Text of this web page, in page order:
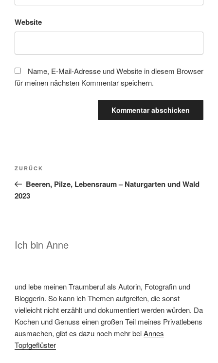
Website
Name, E-Mail-Adresse und Website in diesem Browser
für meinen nächsten Kommentar speichern.
Beitragsnavigation
Vorheriger
Beitrag
ZURÜCK
Beeren, Pilze, Lebensraum – Naturgarten und Wald
2023
Ich bin Anne
und lebe meinen Traumberuf als Autorin, Fotografin und
Bloggerin. So kann ich Themen aufgreifen, die sonst
vielleicht nicht erzählt und dokumentiert werden würden. Da
Kochen und Genuss einen großen Teil meines Privatlebens
ausmachen, gibt es dazu noch mehr beiAnnes
Topfgeflüster